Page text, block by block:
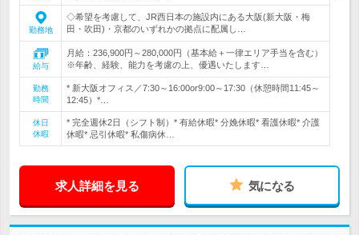
勤務地
◇希望を考慮して、JR西日本の施設内にある大阪(新大阪・梅
田・吹田)・京都のいずれかの拠点に配属し…
給与
月給：236,900円～280,000円（基本給＋一律エリア手当を含む）
※年齢、経験、能力を考慮の上、優遇いたします…
勤務
時間
* 新大阪オフィス／7:30～16:00or9:00～17:30（休憩時間11:45～
12:45）*…
休日
休暇
* 完全週休2日（シフト制）* 有給休暇* 分娩休暇* 看護休暇* 介護
休暇* 忌引休暇* 私傷病休…
求人詳細を見る 気になる